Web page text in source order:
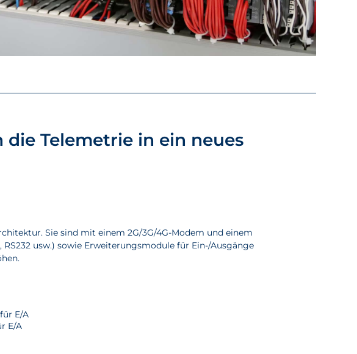
die Telemetrie in ein neues
Sie sind mit einem 2G/3G/4G-Modem und einem
usw.) sowie Erweiterungsmodule für Ein-/Ausgänge
E/A
E/A